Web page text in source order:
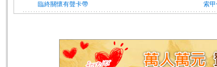
臨終關懷有聲卡帶 索